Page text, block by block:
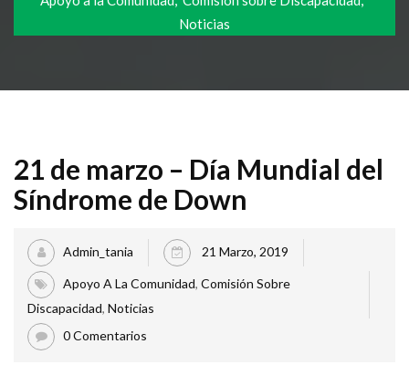
Noticias
21 de marzo – Día Mundial del
Síndrome de Down
Admin_tania 21 Marzo, 2019
Apoyo A La Comunidad, Comisión Sobre
Discapacidad, Noticias
0 Comentarios